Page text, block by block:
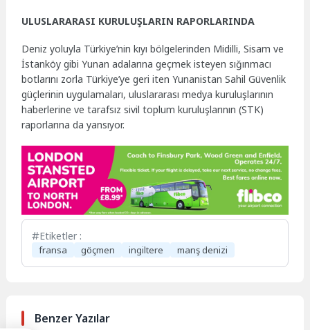
ULUSLARARASI KURULUŞLARIN RAPORLARINDA
Deniz yoluyla Türkiye’nin kıyı bölgelerinden Midilli, Sisam ve
İstanköy gibi Yunan adalarına geçmek isteyen sığınmacı
botlarını zorla Türkiye’ye geri iten Yunanistan Sahil Güvenlik
güçlerinin uygulamaları, uluslararası medya kuruluşlarının
haberlerine ve tarafsız sivil toplum kuruluşlarının (STK)
raporlarına da yansıyor.
Etiketler :
fransa göçmen ingiltere manş denizi
Benzer Yazılar